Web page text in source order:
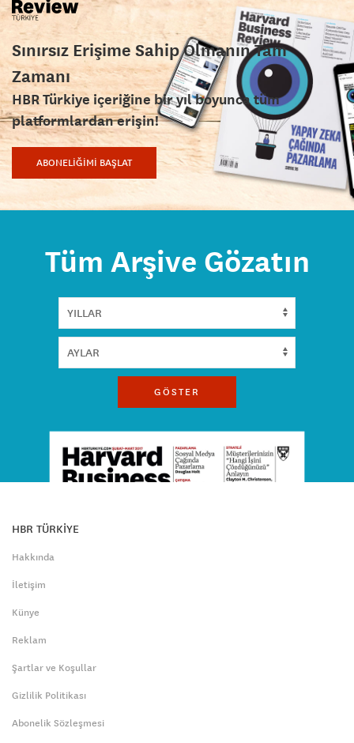
Sınırsız Erişime Sahip Olmanın Tam
Zamanı
HBR Türkiye içeriğine bir yıl boyunca tüm
platformlardan erişin!
ABONELİĞİMİ BAŞLAT
Tüm Arşive Gözatın
GÖSTER
HBR TÜRKİYE
Hakkında
İletişim
Künye
Reklam
Şartlar ve Koşullar
Gizlilik Politikası
Abonelik Sözleşmesi